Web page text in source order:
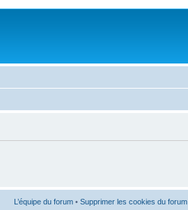
L’équipe du forum • Supprimer les cookies du forum